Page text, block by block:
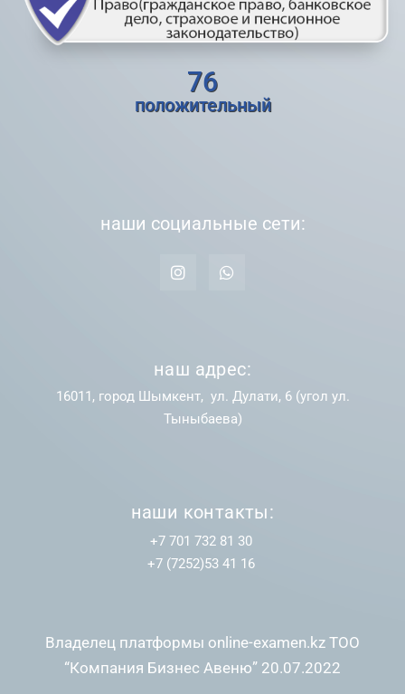
76
положительный
наши социальные сети:
наш адрес:
16011, город Шымкент, ул. Дулати, 6 (угол ул.
Тыныбаева)
наши контакты:
+7 701 732 81 30
+7 (7252)53 41 16
Владелец платформы online-examen.kz ТОО
“Компания Бизнес Авеню” 20.07.2022